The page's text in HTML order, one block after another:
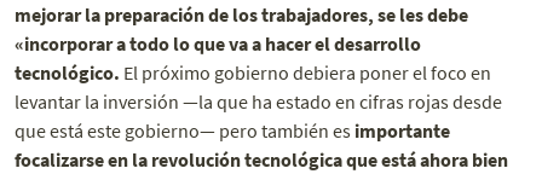
mejorar la preparación de los trabajadores, se les debe
«incorporar a todo lo que va a hacer el desarrollo
tecnológico. El próximo gobierno debiera poner el foco en
levantar la inversión —la que ha estado en cifras rojas desde
que está este gobierno— pero también es importante
focalizarse en la revolución tecnológica que está ahora bien